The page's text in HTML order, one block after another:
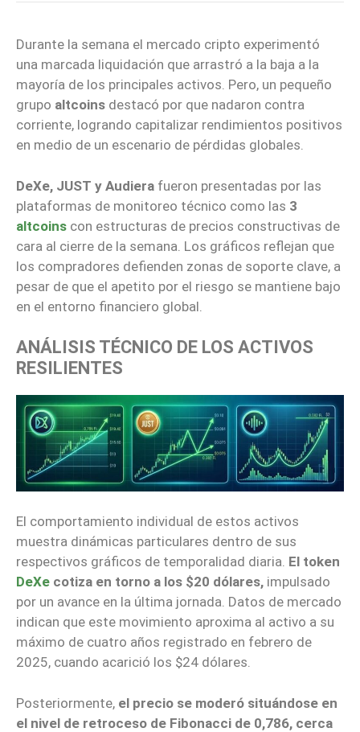
Durante la semana el mercado cripto experimentó
una marcada liquidación que arrastró a la baja a la
mayoría de los principales activos. Pero, un pequeño
grupo altcoins destacó por que nadaron contra
corriente, logrando capitalizar rendimientos positivos
en medio de un escenario de pérdidas globales.
DeXe, JUST y Audiera fueron presentadas por las
plataformas de monitoreo técnico como las 3
altcoins con estructuras de precios constructivas de
cara al cierre de la semana. Los gráficos reflejan que
los compradores defienden zonas de soporte clave, a
pesar de que el apetito por el riesgo se mantiene bajo
en el entorno financiero global.
ANÁLISIS TÉCNICO DE LOS ACTIVOS
RESILIENTES
El comportamiento individual de estos activos
muestra dinámicas particulares dentro de sus
respectivos gráficos de temporalidad diaria. El token
DeXe cotiza en torno a los $20 dólares, impulsado
por un avance en la última jornada. Datos de mercado
indican que este movimiento aproxima al activo a su
máximo de cuatro años registrado en febrero de
2025, cuando acarició los $24 dólares.
Posteriormente, el precio se moderó situándose en
el nivel de retroceso de Fibonacci de 0,786, cerca